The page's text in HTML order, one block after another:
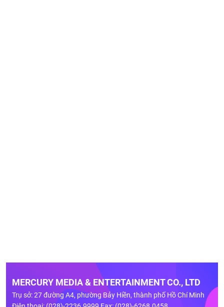
MERCURY MEDIA & ENTERTAINMENT CO., LTD
Trụ sở: 27 đường A4, phường Bảy Hiền, thành phố Hồ Chí Minh